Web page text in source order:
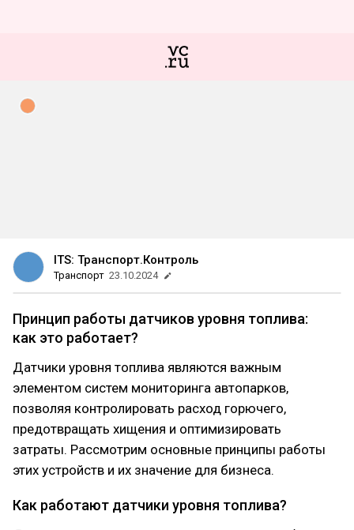
ITS: Транспорт.Контроль
Транспорт 23.10.2024
Принцип работы датчиков уровня топлива:
как это работает?
Датчики уровня топлива являются важным
элементом систем мониторинга автопарков,
позволяя контролировать расход горючего,
предотвращать хищения и оптимизировать
затраты. Рассмотрим основные принципы работы
этих устройств и их значение для бизнеса.
Как работают датчики уровня топлива?